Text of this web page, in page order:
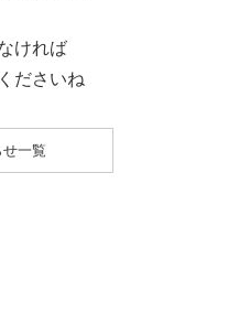
ければ
ださいね
せ一覧